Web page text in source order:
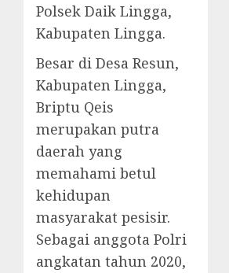
Polsek Daik Lingga,
Kabupaten Lingga.
Besar di Desa Resun,
Kabupaten Lingga,
Briptu Qeis
merupakan putra
daerah yang
memahami betul
kehidupan
masyarakat pesisir.
Sebagai anggota Polri
angkatan tahun 2020,